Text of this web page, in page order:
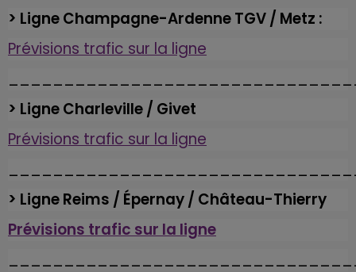
> Ligne Champagne-Ardenne TGV / Metz :
Prévisions trafic sur la ligne
> Ligne Charleville / Givet
Prévisions trafic sur la ligne
> Ligne Reims / Épernay / Château-Thierry
Prévisions trafic sur la ligne